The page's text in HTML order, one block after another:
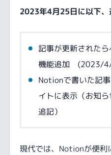
2023年4月25日に以下、
記事が更新された
機能追加 (2023/4/
Notionで書いた記
イトに表示（お知
追記）
現代では、Notionが便